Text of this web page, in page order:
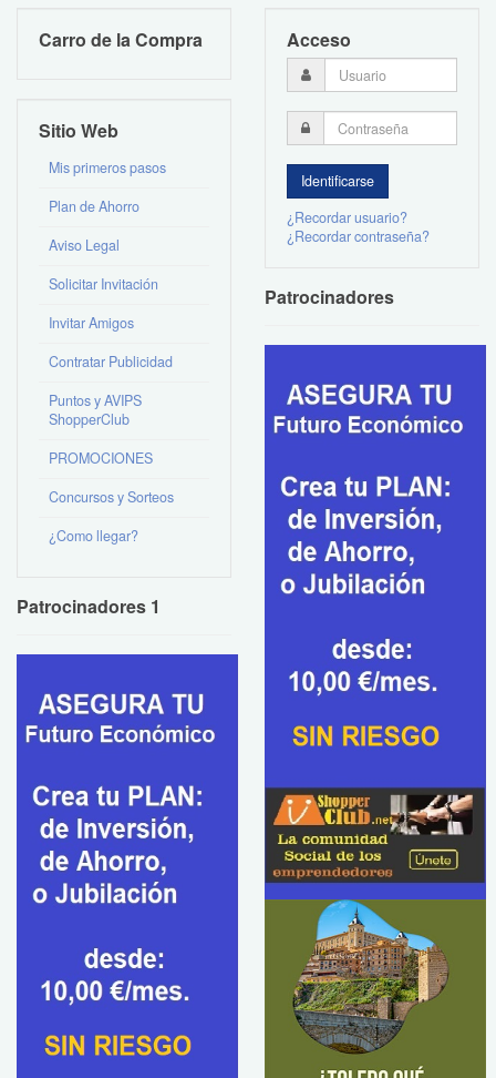
Carro de la Compra
Sitio Web
Mis primeros pasos
Plan de Ahorro
Aviso Legal
Solicitar Invitación
Invitar Amigos
Contratar Publicidad
Puntos y AVIPS
ShopperClub
PROMOCIONES
Concursos y Sorteos
¿Como llegar?
Patrocinadores 1
Acceso
¿Recordar usuario?
¿Recordar contraseña?
Patrocinadores